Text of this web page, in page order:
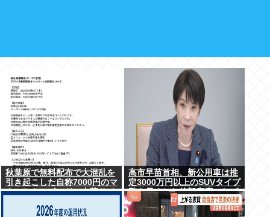
秋葉原で無料配布で大混乱を
引き起こした自称7000円のマ
ウスとキーボード、中華サイ
ったwww
高市早苗首相、新公用車は推
定3000万円以上のSUVタイプ
贅を尽くした後部座席でたば
こを吸うのが至福の時間か ど
んどん延びる乗車時間